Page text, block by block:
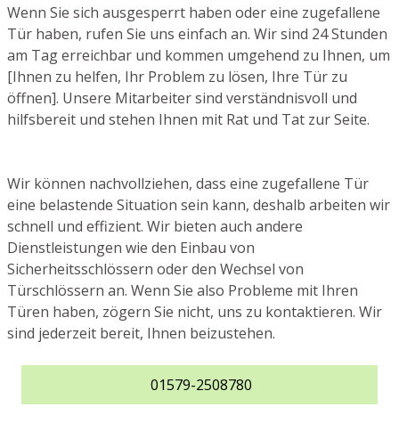
Wenn Sie sich ausgesperrt haben oder eine zugefallene
Tür haben, rufen Sie uns einfach an. Wir sind 24 Stunden
am Tag erreichbar und kommen umgehend zu Ihnen, um
[Ihnen zu helfen, Ihr Problem zu lösen, Ihre Tür zu
öffnen]. Unsere Mitarbeiter sind verständnisvoll und
hilfsbereit und stehen Ihnen mit Rat und Tat zur Seite.
Wir können nachvollziehen, dass eine zugefallene Tür
eine belastende Situation sein kann, deshalb arbeiten wir
schnell und effizient. Wir bieten auch andere
Dienstleistungen wie den Einbau von
Sicherheitsschlössern oder den Wechsel von
Türschlössern an. Wenn Sie also Probleme mit Ihren
Türen haben, zögern Sie nicht, uns zu kontaktieren. Wir
sind jederzeit bereit, Ihnen beizustehen.
01579-2508780